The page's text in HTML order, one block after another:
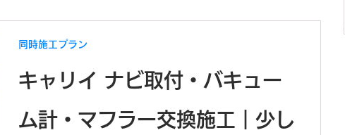
キャリイ ナビ取付・バキュー
ム計・マフラー交換施工｜少し
同時施工プラン